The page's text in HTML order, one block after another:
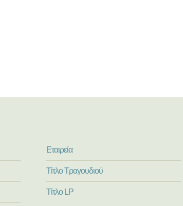
Εταιρεία
Τίτλο Τραγουδιού
Τίτλο LP